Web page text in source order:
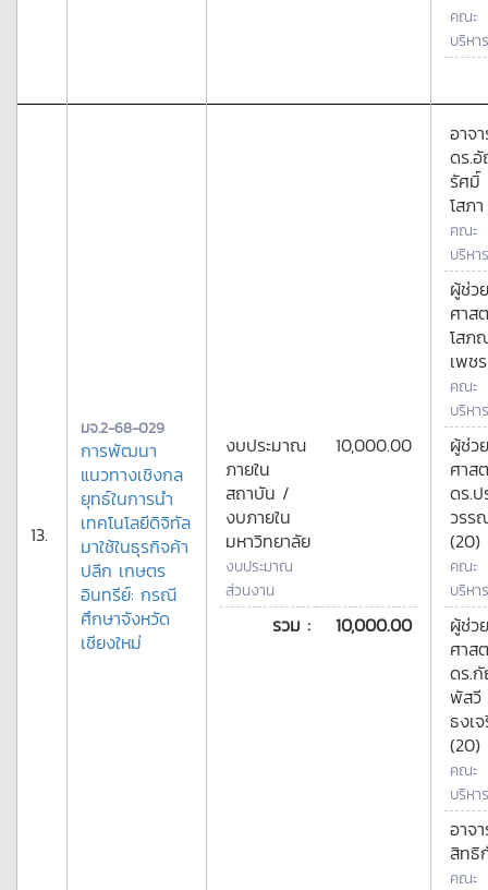
คณะ
บริหา
13.
มจ.2-68-029
การพัฒนา
แนวทางเชิงกล
ยุทธ์ในการนำ
เทคโนโลยีดิจิทัล
มาใช้ในธุรกิจค้า
ปลีก เกษตร
อินทรีย์: กรณี
ศึกษาจังหวัด
เชียงใหม่
งบประมาณ
ภายใน
สถาบัน /
งบภายใน
มหาวิทยาลัย
งบประมาณ
ส่วนงาน
10,000.00
รวม : 10,000.00
อาจ
ดร.
รัศมิ์
โสภ
คณะ
บริหา
ผู้ช่วย
ศาส
โสภ
เพช
คณะ
บริหา
ผู้ช่วย
ศาส
ดร.ป
วรร
(20)
คณะ
บริหา
ผู้ช่วย
ศาส
ดร.
พัสวี
ธงเ
(20)
คณะ
บริหา
อาจ
สิทธิ
คณะ